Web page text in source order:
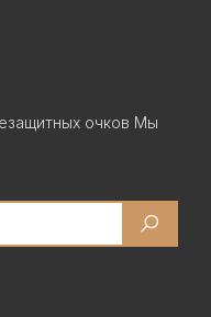
очков Мы